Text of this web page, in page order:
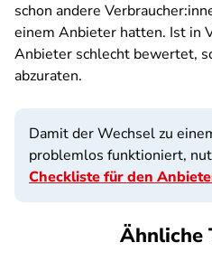
schon andere
einem Anbieter hatten. Ist in
Anbieter schlecht bewertet,
abzuraten.
Damit der Wechsel zu
problemlos funktioniert,
Checkliste für den
Ähnliche